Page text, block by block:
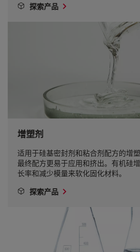
探索产品
增塑剂
适用于硅基密封剂和粘合剂配方的增
最终配方更易于应用和挤出。有机硅
长率和减少模量来软化固化材料。
探索产品